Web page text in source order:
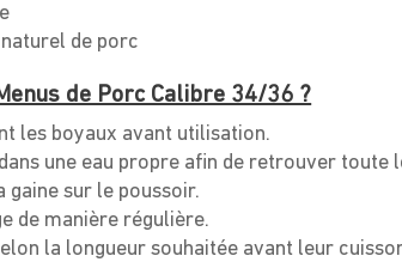
de porc
de Porc Calibre 34/36 ?
les boyaux avant utilisation.
une eau propre afin de retrouver toute
gaine sur le poussoir.
de manière régulière.
la longueur souhaitée avant leur